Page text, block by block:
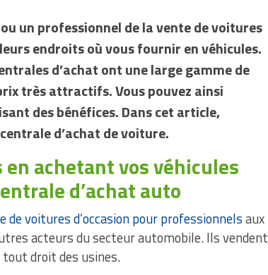
un professionnel de la vente de voitures
endroits où vous fournir en véhicules.
d’achat ont une large gamme de
très attractifs. Vous pouvez ainsi
des bénéfices. Dans cet article,
d’achat de voiture.
en achetant vos véhicules
d’achat auto
de voitures d’occasion pour professionnelsaux
acteurs du secteur automobile. Ils vendent
droit des usines.